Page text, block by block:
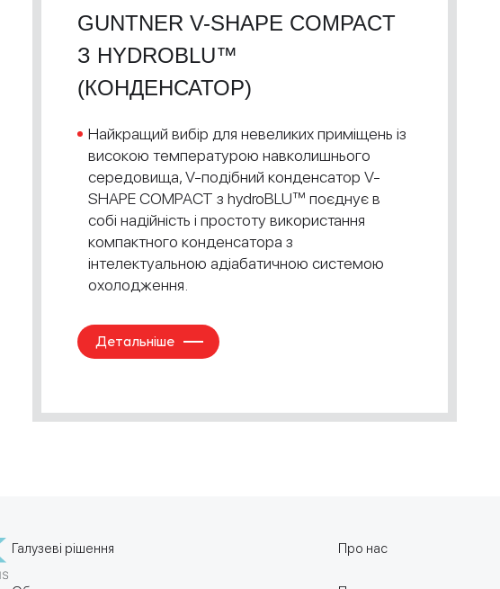
GUNTNER V-SHAPE COMPACT
З HYDROBLU™
(КОНДЕНСАТОР)
Найкращий вибір для невеликих приміщень із
високою температурою навколишнього
середовища, V-подібний конденсатор V-
SHAPE COMPACT з hydroBLU™ поєднує в
собі надійність і простоту використання
компактного конденсатора з
інтелектуальною адіабатичною системою
охолодження.
Детальніше
Галузеві рішення Про нас